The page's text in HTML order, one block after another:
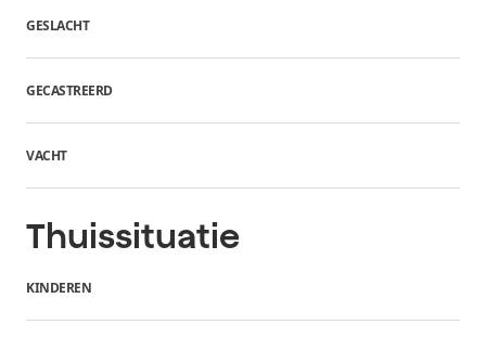
GESLACHT
GECASTREERD
VACHT
Thuissituatie
KINDEREN